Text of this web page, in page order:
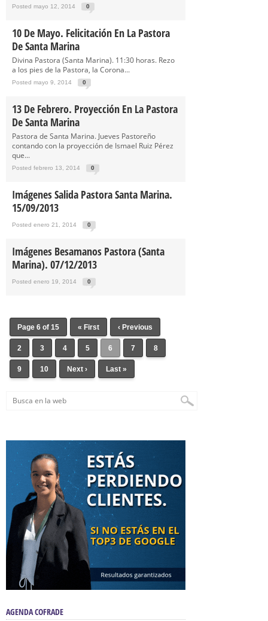
Posted mayo 12, 2014 0
10 De Mayo. Felicitación En La Pastora
De Santa Marina
Divina Pastora (Santa Marina). 11:30 horas. Rezo
a los pies de la Pastora, la Corona...
Posted mayo 9, 2014 0
13 De Febrero. Proyección En La Pastora
De Santa Marina
Pastora de Santa Marina. Jueves Pastoreño
contando con la proyección de Ismael Ruiz Pérez
que...
Posted febrero 13, 2014 0
Imágenes Salida Pastora Santa Marina.
15/09/2013
Posted enero 21, 2014 0
Imágenes Besamanos Pastora (Santa
Marina). 07/12/2013
Posted enero 19, 2014 0
Page 6 of 15 « First ‹ Previous
2 3 4 5 6 7 8
9 10 Next › Last »
AGENDA COFRADE